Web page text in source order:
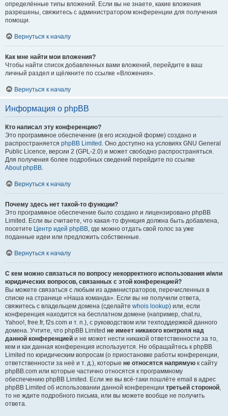
определённые типы вложений. Если вы не знаете, какие вложения
разрешены, свяжитесь с администратором конференции для получения
помощи.
Вернуться к началу
Как мне найти мои вложения?
Чтобы найти список добавленных вами вложений, перейдите в ваш
личный раздел и щёлкните по ссылке «Вложения».
Вернуться к началу
Информация о phpBB
Кто написал эту конференцию?
Это программное обеспечение (в его исходной форме) создано и
распространяется phpBB Limited . Оно доступно на условиях GNU General
Public Licence, версии 2 (GPL-2.0) и может свободно распространяться.
Для получения более подробных сведений перейдите по ссылке
About phpBB.
Вернуться к началу
Почему здесь нет такой-то функции?
Это программное обеспечение было создано и лицензировано phpBB
Limited. Если вы считаете, что какая-то функция должна быть добавлена,
посетите Центр идей phpBB, где можно отдать свой голос за уже
поданные идеи или предложить собственные.
Вернуться к началу
С кем можно связаться по вопросу некорректного использования и/или
юридических вопросов, связанных с этой конференцией?
Вы можете связаться с любым из администраторов, перечисленных в
списке на странице «Наша команда». Если вы не получили ответа,
свяжитесь с владельцем домена (сделайте whois lookup) или, если
конференция находится на бесплатном домене (например, chat.ru,
Yahoo!, free.fr, f2s.com и т. п.), с руководством или техподдержкой данного
домена. Учтите, что phpBB Limited не имеет никакого контроля над
данной конференцией и не может нести никакой ответственности за то,
кем и как данная конференция используется. Не обращайтесь к phpBB
Limited по юридическим вопросам (о приостановке работы конференции,
ответственности за неё и т. д.), которые не относятся напрямую к сайту
phpBB.com или которые частично относятся к программному
обеспечению phpBB Limited. Если же вы всё-таки пошлёте email в адрес
phpBB Limited об использовании данной конференции третьей стороной,
то не ждите подробного письма, или вы можете вообще не получить
ответа.